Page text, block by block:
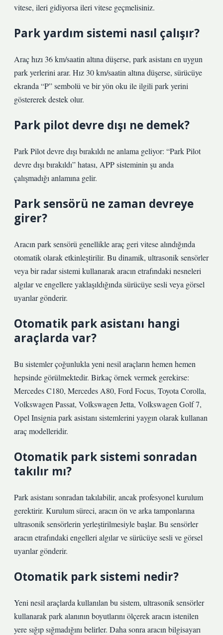
vitese, ileri gidiyorsa ileri vitese geçmelisiniz.
Park yardım sistemi nasıl çalışır?
Araç hızı 36 km/saatin altına düşerse, park asistanı en uygun
park yerlerini arar. Hız 30 km/saatin altına düşerse, sürücüye
ekranda “P” sembolü ve bir yön oku ile ilgili park yerini
göstererek destek olur.
Park pilot devre dışı ne demek?
Park Pilot devre dışı bırakıldı ne anlama geliyor: “Park Pilot
devre dışı bırakıldı” hatası, APP sisteminin şu anda
çalışmadığı anlamına gelir.
Park sensörü ne zaman devreye
girer?
Aracın park sensörü genellikle araç geri vitese alındığında
otomatik olarak etkinleştirilir. Bu dinamik, ultrasonik sensörler
veya bir radar sistemi kullanarak aracın etrafındaki nesneleri
algılar ve engellere yaklaşıldığında sürücüye sesli veya görsel
uyarılar gönderir.
Otomatik park asistanı hangi
araçlarda var?
Bu sistemler çoğunlukla yeni nesil araçların hemen hemen
hepsinde görülmektedir. Birkaç örnek vermek gerekirse:
Mercedes C180, Mercedes A80, Ford Focus, Toyota Corolla,
Volkswagen Passat, Volkswagen Jetta, Volkswagen Golf 7,
Opel Insignia park asistanı sistemlerini yaygın olarak kullanan
araç modelleridir.
Otomatik park sistemi sonradan
takılır mı?
Park asistanı sonradan takılabilir, ancak profesyonel kurulum
gerektirir. Kurulum süreci, aracın ön ve arka tamponlarına
ultrasonik sensörlerin yerleştirilmesiyle başlar. Bu sensörler
aracın etrafındaki engelleri algılar ve sürücüye sesli ve görsel
uyarılar gönderir.
Otomatik park sistemi nedir?
Yeni nesil araçlarda kullanılan bu sistem, ultrasonik sensörler
kullanarak park alanının boyutlarını ölçerek aracın istenilen
yere sığıp sığmadığını belirler. Daha sonra aracın bilgisayarı